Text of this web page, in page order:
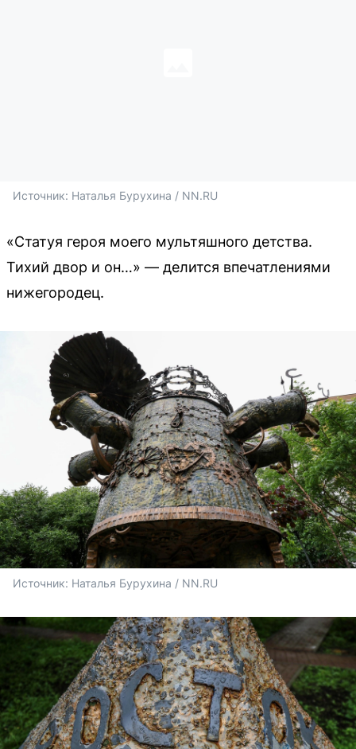
Источник: Наталья Бурухина / NN.RU
«Статуя героя моего мультяшного детства.
Тихий двор и он…» — делится впечатлениями
нижегородец.
Источник: Наталья Бурухина / NN.RU